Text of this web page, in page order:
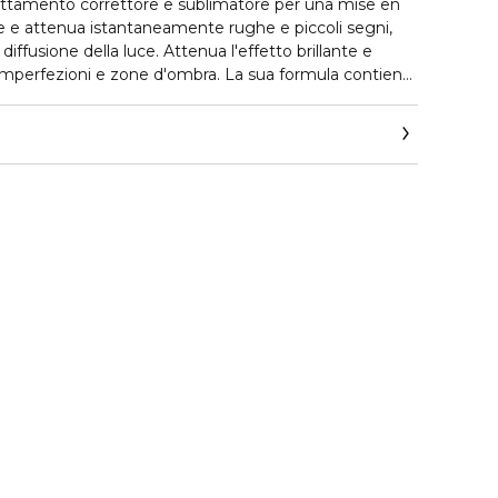
correttore e sublimatore per una mise en
e attenua istantaneamente rughe e piccoli segni,
della luce. Attenua l'effetto brillante e
e zone d'ombra. La sua formula contiene
di Soia).
base per il maquillage per un'azione
la grana della pelle. Apporta confort e